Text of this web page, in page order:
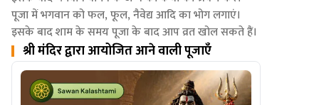
पूजा में भगवान को फल, फूल, नैवेद्य आदि का भोग लगाएं।
इसके बाद शाम के समय पूजा के बाद आप व्रत खोल सकते हैं।
श्री मंदिर द्वारा आयोजित आने वाली पूजाएँ